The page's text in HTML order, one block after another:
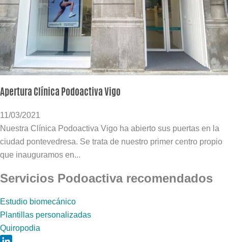
Apertura Clínica Podoactiva Vigo
11/03/2021
Nuestra Clínica Podoactiva Vigo ha abierto sus puertas en la
ciudad pontevedresa. Se trata de nuestro primer centro propio
que inauguramos en...
Servicios Podoactiva recomendados
Estudio biomecánico
Plantillas personalizadas
Quiropodia